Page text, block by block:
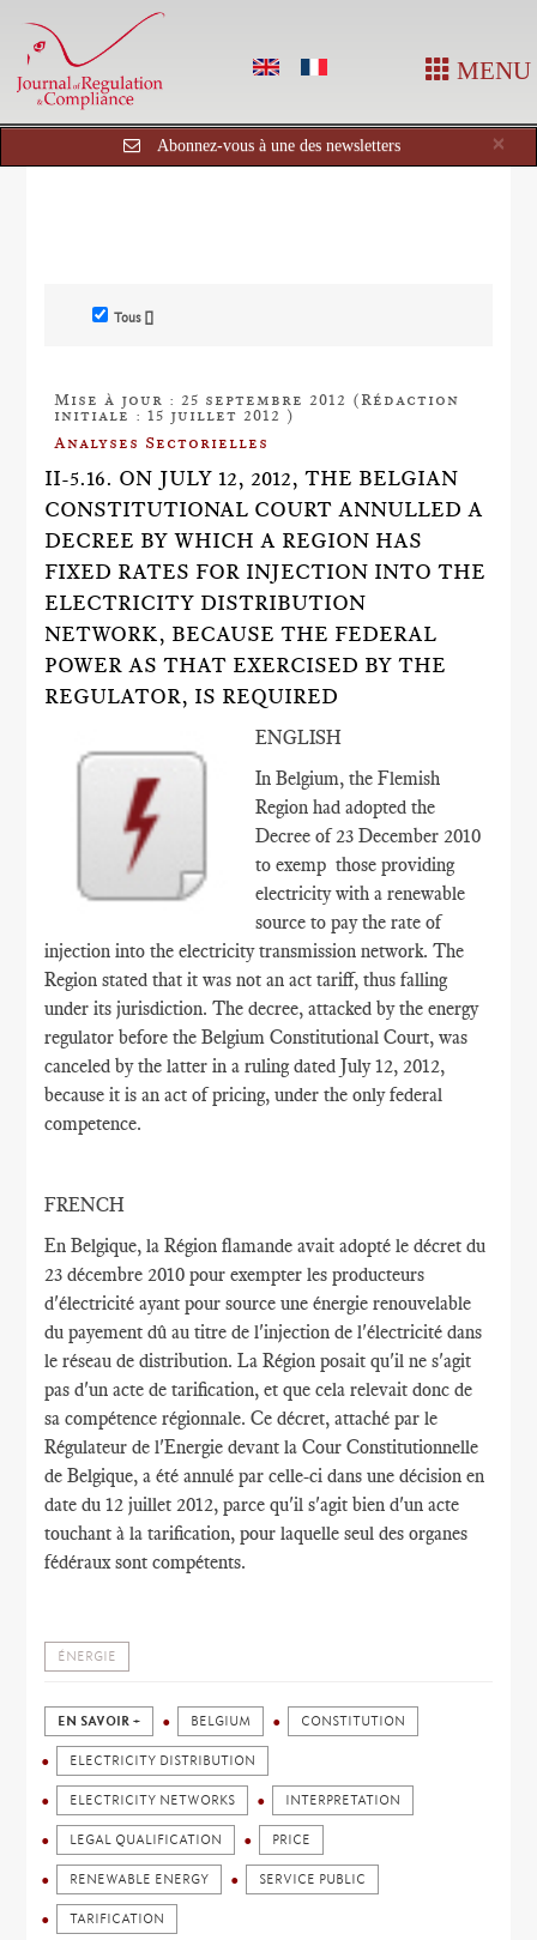
MENU
×
Abonnez-vous à une des newsletters
Tous []
Mise à jour : 25 septembre 2012 (Rédaction
initiale : 15 juillet 2012 )
Analyses Sectorielles
II-5.16. ON JULY 12, 2012, THE BELGIAN
CONSTITUTIONAL COURT ANNULLED A
DECREE BY WHICH A REGION HAS
FIXED RATES FOR INJECTION INTO THE
ELECTRICITY DISTRIBUTION
NETWORK, BECAUSE THE FEDERAL
POWER AS THAT EXERCISED BY THE
REGULATOR, IS REQUIRED
ENGLISH
In Belgium, the Flemish
Region had adopted the
Decree of 23 December 2010
to exemp those providing
electricity with a renewable
source to pay the rate of
injection into the electricity transmission network. The
Region stated that it was not an act tariff, thus falling
under its jurisdiction. The decree, attacked by the energy
regulator before the Belgium Constitutional Court, was
canceled by the latter in a ruling dated July 12, 2012,
because it is an act of pricing, under the only federal
competence.
FRENCH
En Belgique, la Région flamande avait adopté le décret du
23 décembre 2010 pour exempter les producteurs
d'électricité ayant pour source une énergie renouvelable
du payement dû au titre de l'injection de l'électricité dans
le réseau de distribution. La Région posait qu'il ne s'agit
pas d'un acte de tarification, et que cela relevait donc de
sa compétence régionnale. Ce décret, attaché par le
Régulateur de l'Energie devant la Cour Constitutionnelle
de Belgique, a été annulé par celle-ci dans une décision en
date du 12 juillet 2012, parce qu'il s'agit bien d'un acte
touchant à la tarification, pour laquelle seul des organes
fédéraux sont compétents.
ÉNERGIE
EN SAVOIR + BELGIUM CONSTITUTION
ELECTRICITY DISTRIBUTION
ELECTRICITY NETWORKS INTERPRETATION
LEGAL QUALIFICATION PRICE
RENEWABLE ENERGY SERVICE PUBLIC
TARIFICATION